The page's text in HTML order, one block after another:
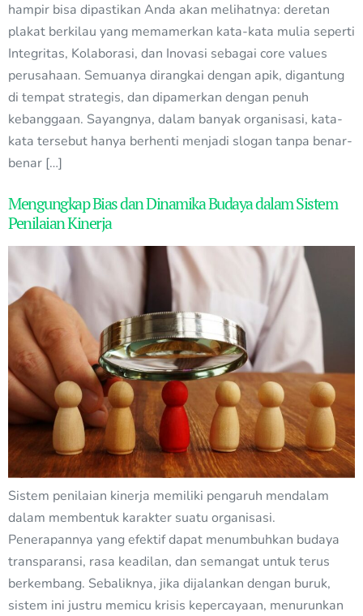
hampir bisa dipastikan Anda akan melihatnya: deretan
plakat berkilau yang memamerkan kata-kata mulia seperti
Integritas, Kolaborasi, dan Inovasi sebagai core values
perusahaan. Semuanya dirangkai dengan apik, digantung
di tempat strategis, dan dipamerkan dengan penuh
kebanggaan. Sayangnya, dalam banyak organisasi, kata-
kata tersebut hanya berhenti menjadi slogan tanpa benar-
benar […]
Mengungkap Bias dan Dinamika Budaya dalam Sistem
Penilaian Kinerja
Sistem penilaian kinerja memiliki pengaruh mendalam
dalam membentuk karakter suatu organisasi.
Penerapannya yang efektif dapat menumbuhkan budaya
transparansi, rasa keadilan, dan semangat untuk terus
berkembang. Sebaliknya, jika dijalankan dengan buruk,
sistem ini justru memicu krisis kepercayaan, menurunkan